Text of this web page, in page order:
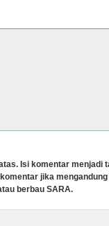
Isi komentar menjadi
jika
berbau SARA.